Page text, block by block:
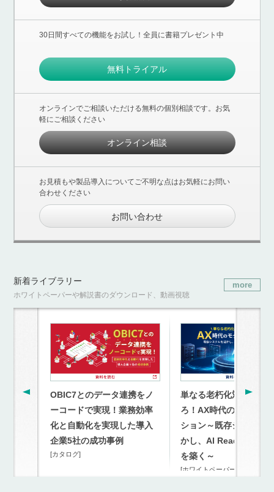
30日間すべての機能をお試し！全員に書籍プレゼント中
無料トライアル
オンラインでご相談いただける無料の個別相談です。お気
軽にご相談ください
オンライン相談
お見積もや製品導入についてご不明な点はお気軽にお問い
合わせください
お問い合わせ
新着ライブラリー
ホワイトペーパーや解説書のダウンロード、動画視聴
more
OBIC7とのデータ連携をノ
ーコードで実現！業務効率
化と自動化を実現した導入
企業5社の成功事例
[カタログ]
単なる老朽化対策を超
ろ！AX時代のモダナイ
ション～既存システム
かし、AI Readyな連携
を築く～
[ホワイトペーパー]